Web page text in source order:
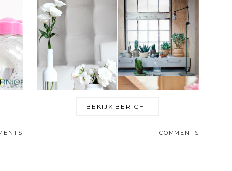
BEKIJK BERICHT
COMMENTS